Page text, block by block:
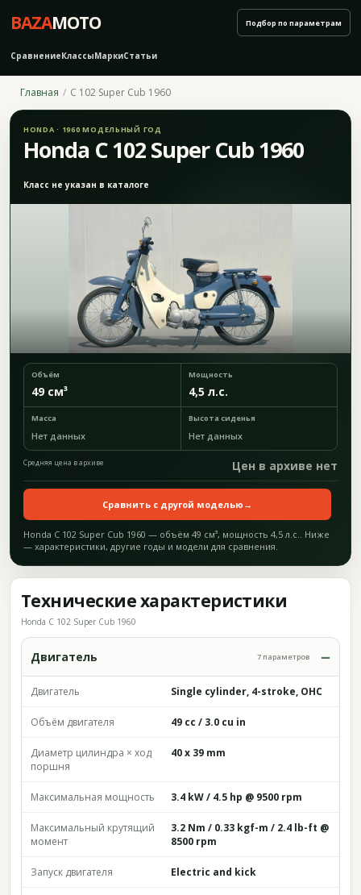
BAZAMOTO
СравнениеКлассыМаркиСтатьи
Подбор по параметрам
Главная C 102 Super Cub 1960
HONDA · 1960 МОДЕЛЬНЫЙ ГОД
Honda C 102 Super Cub 1960
Класс не указан в каталоге
Объём
49 см³
Мощность
4,5 л.с.
Масса
Нет данных
Высота сиденья
Нет данных
Средняя цена в архиве Цен в архиве нет
Сравнить с другой моделью →
Honda C 102 Super Cub 1960 — объём 49 см³, мощность 4,5 л.с.. Ниже
— характеристики, другие годы и модели для сравнения.
Технические характеристики
Honda C 102 Super Cub 1960
Двигатель 7 параметров
Двигатель Single cylinder, 4-stroke, OHC
Объём двигателя 49 cc / 3.0 cu in
Диаметр цилиндра × ход
поршня
40 x 39 mm
Максимальная мощность 3.4 kW / 4.5 hp @ 9500 rpm
Максимальный крутящий
момент
3.2 Nm / 0.33 kgf-m / 2.4 lb-ft @
8500 rpm
Запуск двигателя Electric and kick